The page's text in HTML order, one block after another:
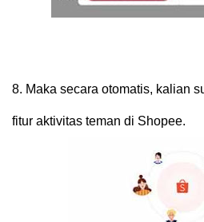
8. Maka secara otomatis, kalian
fitur aktivitas teman di Shopee.